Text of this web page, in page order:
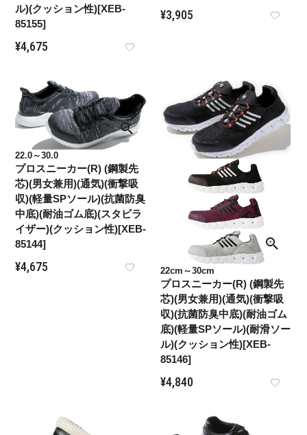
ル)(クッション性)[XEB-
85155]
¥4,675
¥3,905
22.0～30.0
プロスニーカー(R) (鋼製先
芯)(男女兼用)(通気)(衝撃吸
収)(軽量SPソール)(抗菌防臭
中底)(耐油ゴム底)(スタビラ
イザー)(クッション性)[XEB-
85144]
¥4,675 22cm～30cm
プロスニーカー(R) (鋼製先
芯)(男女兼用)(通気)(衝撃吸
収)(抗菌防臭中底)(耐油ゴム
底)(軽量SPソール)(耐滑ソー
ル)(クッション性)[XEB-
85146]
¥4,840